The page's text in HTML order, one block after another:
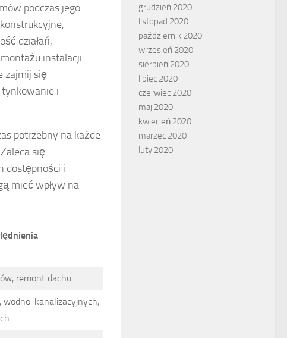
podczas jego
działań,
instalacji
zajmij się
i
potrzebny na każde
się
dostępności i
mieć wpływ na
remont dachu
kanalizacyjnych,
grudzień 2020
listopad 2020
październik 2020
wrzesień 2020
sierpień 2020
lipiec 2020
czerwiec 2020
maj 2020
kwiecień 2020
marzec 2020
luty 2020